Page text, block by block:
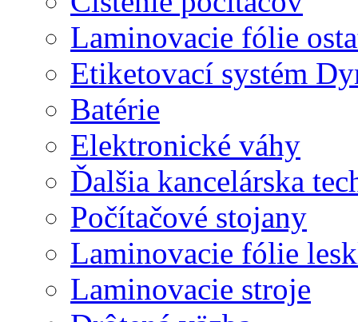
Laminovacie fólie
Etiketovací systém
Batérie
Elektronické váhy
Ďalšia kancelárska
Počítačové stojany
Laminovacie fólie
Laminovacie stroje